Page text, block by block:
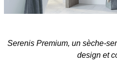
Serenis Premium, un sèche-
design et